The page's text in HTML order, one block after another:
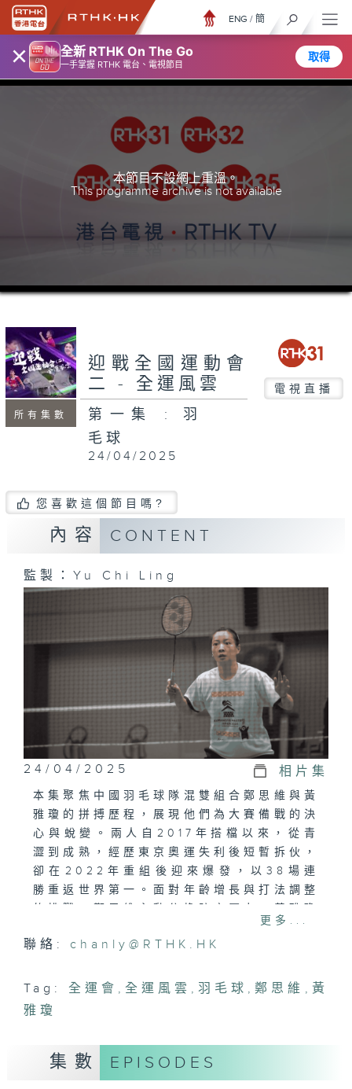
× 全新 RTHK On The Go
一手掌握 RTHK 電台、電視節目
取得
ENG / 簡
本節目不設網上重溫。
This programme archive is not available
所有集數
迎戰全國運動會
二 - 全運風雲
電視直播
第一集 : 羽
毛球
24/04/2025
您喜歡這個節目嗎?
內容 CONTENT
監製：Yu Chi Ling
24/04/2025 相片集
本集聚焦中國羽毛球隊混雙組合鄭思維與黃
雅瓊的拼搏歷程，展現他們為大賽備戰的決
心與蛻變。兩人自2017年搭檔以來，從青
澀到成熟，經歷東京奧運失利後短暫拆伙，
卻在2022年重組後迎來爆發，以38場連
勝重返世界第一。面對年齡增長與打法調整
突破網前局限，在教練團隊的指導下反復打
磨技術細節。節目中，傷病與磨合的困境貫
科技設備優化體能訓練，兩人通過坦誠溝通
化解分歧，展現了默契與信任的昇華。家庭
備戰注入力量。全運會臨近，羽毛球運動員
以全新姿態直面挑戰，誓言在賽場上延續連
更多...
聯絡: chanly@RTHK.HK
Tag: 全運會 , 全運風雲 , 羽毛球 ,鄭思維 , 黃
雅瓊
集數 EPISODES